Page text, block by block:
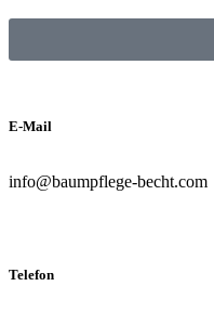
E-Mail
info@baumpflege-becht.com
Telefon